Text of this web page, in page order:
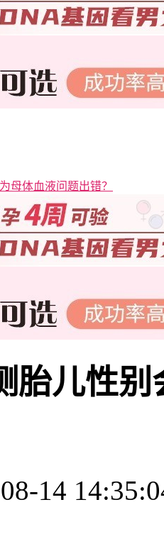
母体血液问题出错？
胎儿性
14